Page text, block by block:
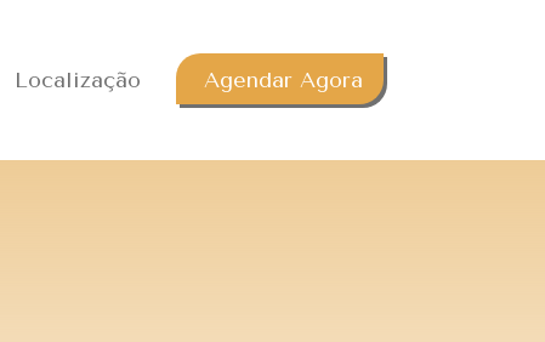
Localização Agendar Agora